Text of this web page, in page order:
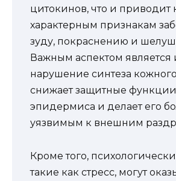
цитокинов, что и приводит
характерным признакам
зуду, покраснению и
Важным аспектом является
нарушение синтеза
снижает защитные функции
эпидермиса и делает его
уязвимым к внешним
Кроме того,
такие как стресс, могут